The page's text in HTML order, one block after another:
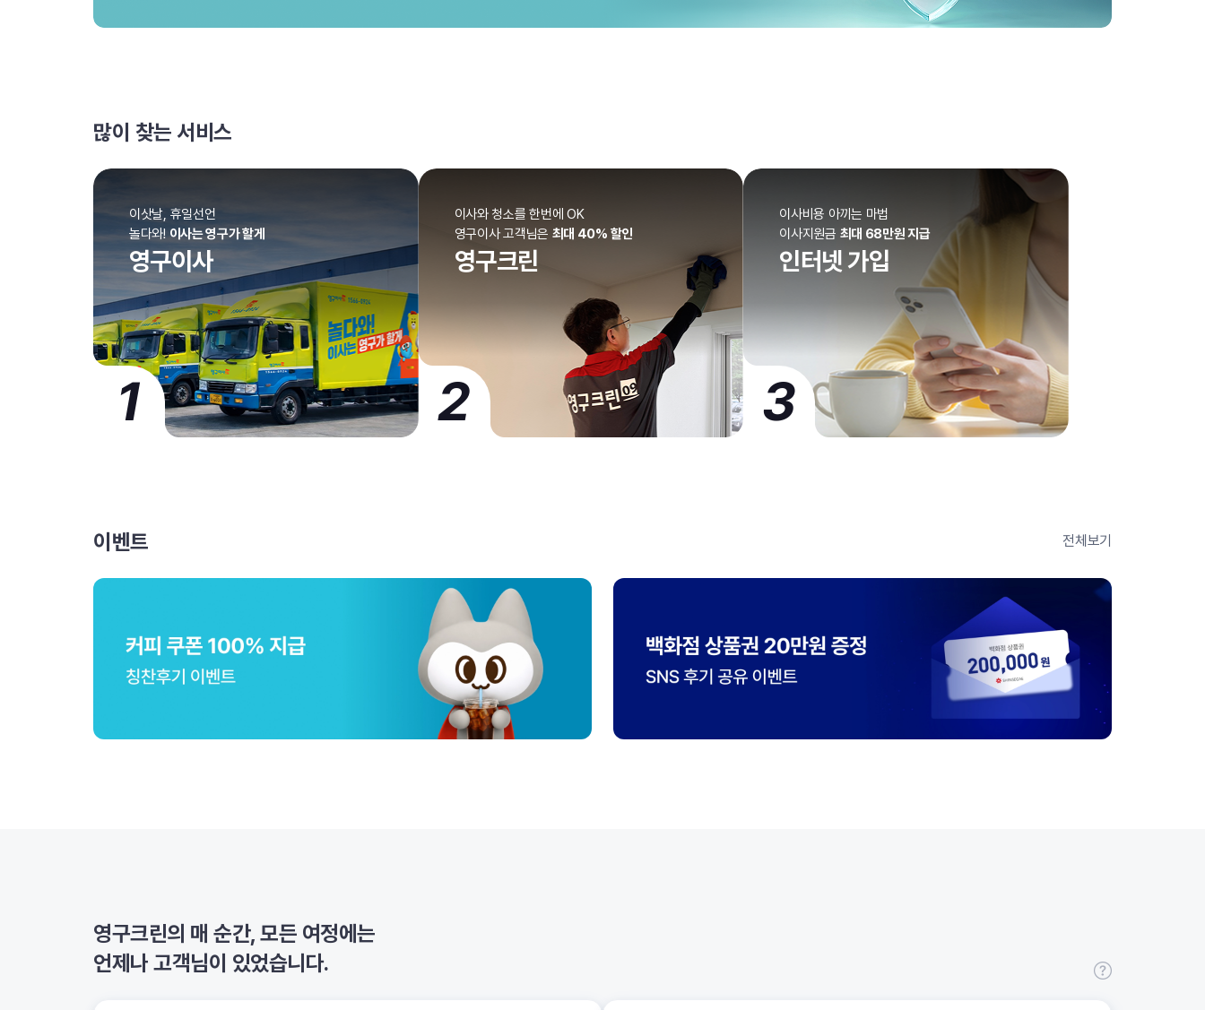
많이 찾는 서비스
이삿날, 휴일선언
놀다와!이사는 영구가 할게
영구이사
1
이사와 청소를 한번에 OK
영구이사 고객님은 최대 40% 할인
영구크린
2
이사비용 아끼는 마법
이사지원금 최대 68만원 지급
인터넷 가입
3
이벤트 전체보기
영구크린의 매 순간, 모든 여정에는
언제나 고객님이 있었습니다.